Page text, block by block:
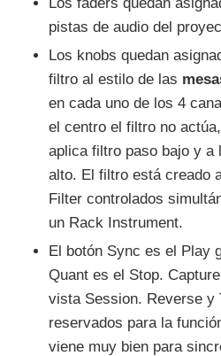
pistas de audio del
Los knobs quedan
filtro al estilo de las
en cada uno de los 4
el centro el filtro no
aplica filtro paso bajo y a
alto. El filtro está creado
Filter controlados
un Rack Instrument.
El botón Sync es el Play
Quant es el Stop.
vista Session. Reverse y
reservados para la
viene muy bien para